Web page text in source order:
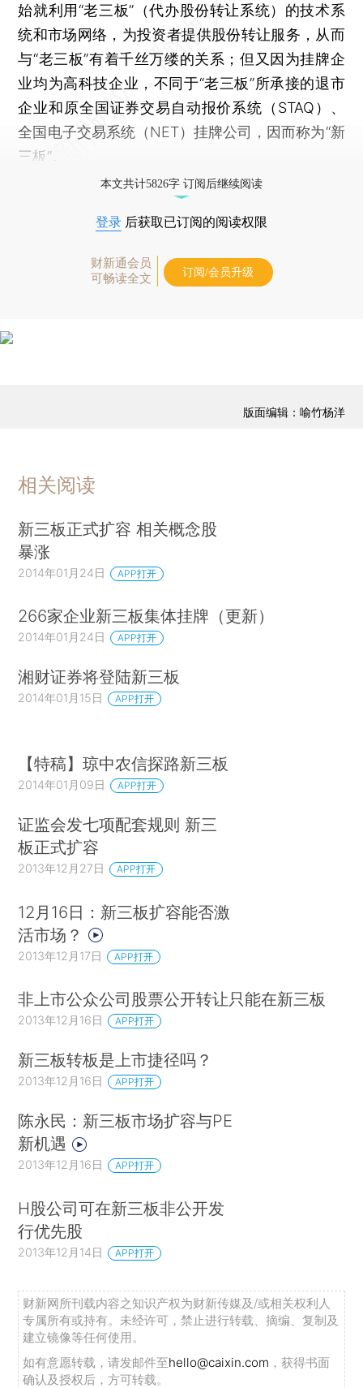
始就利用“老三板”（代办股份转让系统）的技术系
统和市场网络，为投资者提供股份转让服务，从而
与“老三板”有着千丝万缕的关系；但又因为挂牌企
业均为高科技企业，不同于“老三板”所承接的退市
企业和原全国证券交易自动报价系统（STAQ）、
全国电子交易系统（NET）挂牌公司，因而称为“新
三板”。
本文共计5826字 订阅后继续阅读
登录 后获取已订阅的阅读权限
财新通会员
可畅读全文
订阅/会员升级
版面编辑：喻竹杨洋
相关阅读
新三板正式扩容 相关概念股
暴涨
2014年01月24日 APP打开
266家企业新三板集体挂牌（更新）
2014年01月24日 APP打开
湘财证券将登陆新三板
2014年01月15日 APP打开
【特稿】琼中农信探路新三板
2014年01月09日 APP打开
证监会发七项配套规则 新三
板正式扩容
2013年12月27日 APP打开
12月16日：新三板扩容能否激
活市场？
2013年12月17日 APP打开
非上市公众公司股票公开转让只能在新三板
2013年12月16日 APP打开
新三板转板是上市捷径吗？
2013年12月16日 APP打开
陈永民：新三板市场扩容与PE
新机遇
2013年12月16日 APP打开
H股公司可在新三板非公开发
行优先股
2013年12月14日 APP打开
财新网所刊载内容之知识产权为财新传媒及/或相关权利人
专属所有或持有。未经许可，禁止进行转载、摘编、复制及
建立镜像等任何使用。
如有意愿转载，请发邮件至hello@caixin.com ，获得书面
确认及授权后，方可转载。